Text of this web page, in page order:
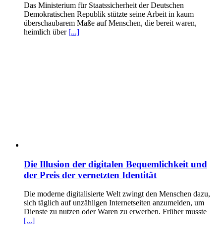
Das Ministerium für Staatssicherheit der Deutschen
Demokratischen Republik stützte seine Arbeit in kaum
überschaubarem Maße auf Menschen, die bereit waren,
heimlich über [...]
Die Illusion der digitalen Bequemlichkeit und
der Preis der vernetzten Identität
Die moderne digitalisierte Welt zwingt den Menschen dazu,
sich täglich auf unzähligen Internetseiten anzumelden, um
Dienste zu nutzen oder Waren zu erwerben. Früher musste
[...]